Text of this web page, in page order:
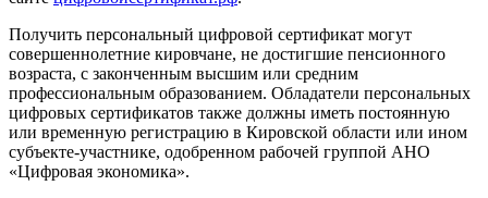
Получить персональный цифровой сертификат могут
совершеннолетние кировчане, не достигшие пенсионного
возраста, с законченным высшим или средним
профессиональным образованием. Обладатели персональных
цифровых сертификатов также должны иметь постоянную
или временную регистрацию в Кировской области или ином
субъекте-участнике, одобренном рабочей группой АНО
«Цифровая экономика».